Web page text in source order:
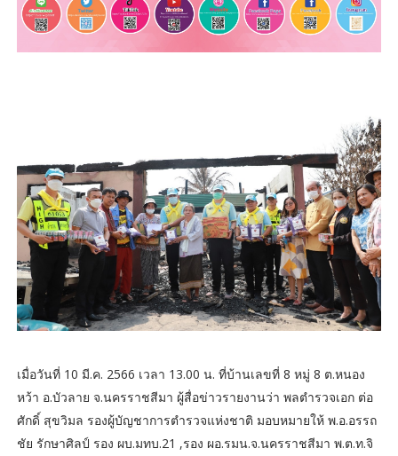
เมื่อวันที่ 10 มี.ค. 2566 เวลา 13.00 น. ที่บ้านเลขที่ 8 หมู่ 8 ต.หนอง
หว้า อ.บัวลาย จ.นครราชสีมา ผู้สื่อข่าวรายงานว่า พลตำรวจเอก ต่อ
ศักดิ์ สุขวิมล รองผู้บัญชาการตำรวจแห่งชาติ มอบหมายให้ พ.อ.อรรถ
ชัย รักษาศิลป์ รอง ผบ.มทบ.21 ,รอง ผอ.รมน.จ.นครราชสีมา พ.ต.ท.จิ